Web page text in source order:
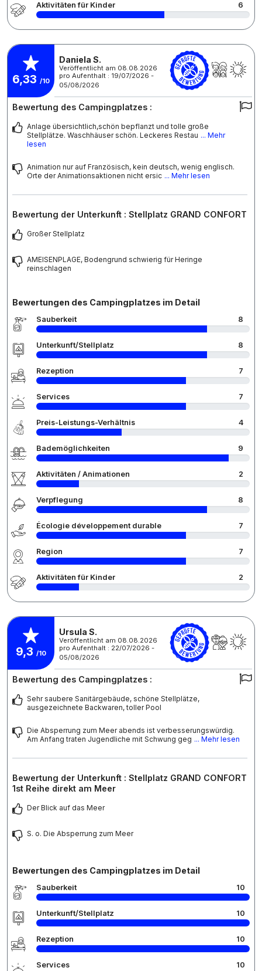
Aktivitäten für Kinder 6
6,33 /10
Daniela S.
Veröffentlicht am 08.08.2026
pro Aufenthalt : 19/07/2026 -
05/08/2026
Bewertung des Campingplatzes :
Anlage übersichtlich,schön bepflanzt und tolle große
Stellplätze. Waschhäuser schön. Leckeres Restau ... Mehr
lesen
Animation nur auf Französisch, kein deutsch, wenig englisch.
Orte der Animationsaktionen nicht ersic ... Mehr lesen
Bewertung der Unterkunft : Stellplatz GRAND CONFORT
Großer Stellplatz
AMEISENPLAGE, Bodengrund schwierig für Heringe
reinschlagen
Bewertungen des Campingplatzes im Detail
Sauberkeit 8
Unterkunft/Stellplatz 8
Rezeption 7
Services 7
Preis-Leistungs-Verhältnis 4
Bademöglichkeiten 9
Aktivitäten / Animationen 2
Verpflegung 8
Écologie développement durable 7
Region 7
Aktivitäten für Kinder 2
9,3 /10
Ursula S.
Veröffentlicht am 08.08.2026
pro Aufenthalt : 22/07/2026 -
05/08/2026
Bewertung des Campingplatzes :
Sehr saubere Sanitärgebäude, schöne Stellplätze,
ausgezeichnete Backwaren, toller Pool
Die Absperrung zum Meer abends ist verbesserungswürdig.
Am Anfang traten Jugendliche mit Schwung geg ... Mehr lesen
Bewertung der Unterkunft : Stellplatz GRAND CONFORT
1st Reihe direkt am Meer
Der Blick auf das Meer
S. o. Die Absperrung zum Meer
Bewertungen des Campingplatzes im Detail
Sauberkeit 10
Unterkunft/Stellplatz 10
Rezeption 10
Services 10